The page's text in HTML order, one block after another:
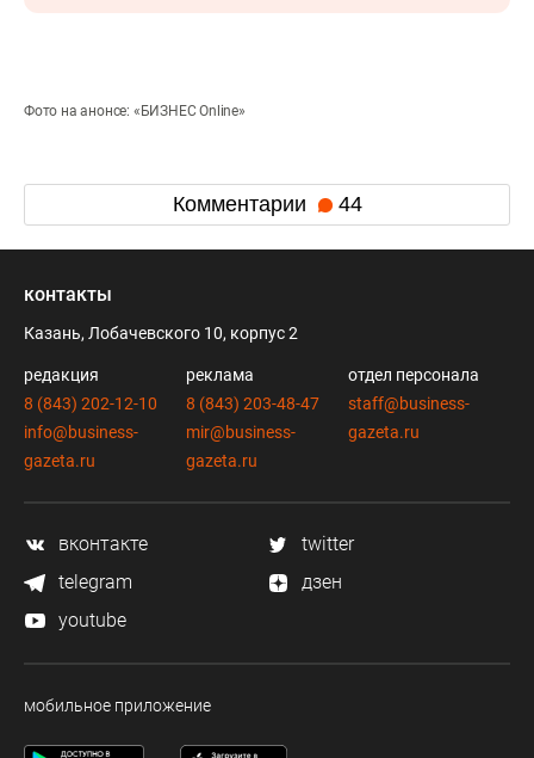
Фото на анонсе: «БИЗНЕС Online»
Комментарии 44
контакты
Казань, Лобачевского 10, корпус 2
редакция
8 (843) 202-12-10
info@business-
gazeta.ru
реклама
8 (843) 203-48-47
mir@business-
gazeta.ru
отдел персонала
staff@business-
gazeta.ru
вконтакте
twitter
telegram
дзен
youtube
мобильное приложение